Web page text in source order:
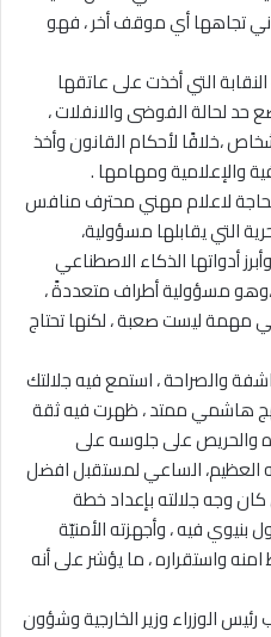
تجاهها أي موقف أخر ، فهو
التي أخذت على عاتقها
حد لحالة الفوضى والانفلات ،
،خلافًا لأحكام القانون وأخذ
والإعلامية ومهامها .
بحاجة لاعلام مهني محترف منافس
التي يقابلها مسؤولية،
أدواتها الذكاء الاصطناعي
مسؤولية أطراف متعددةً ،
مهمة ليست صعبة ، لكنها تحتاج
والصراحة ، استمع فيه جلالتك
هاشمي ممتد ، ظهرت فيه ثقة
والحريص على جلوسه على
العظيم، الساعي لمستقبل افضل
وجه جلالته بإعداد خطة
بنيوي فيه ، وأجهزته الأمنيّة
واستقراره ، ما يؤشر على أنه
الوزراء وزير الخارجية وشؤون